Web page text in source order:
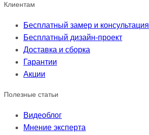
Клиентам
Бесплатный замер и консультация
Бесплатный дизайн-проект
Доставка и сборка
Гарантии
Акции
Полезные статьи
Видеоблог
Мнение эксперта